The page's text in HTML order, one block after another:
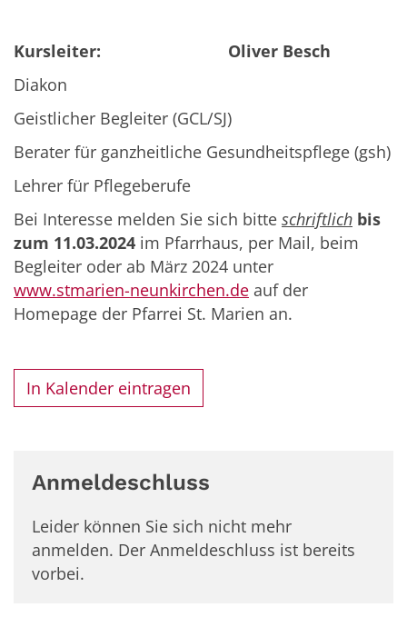
Kursleiter: Oliver Besch
Diakon
Geistlicher Begleiter (GCL/SJ)
Berater für ganzheitliche Gesundheitspflege (gsh)
Lehrer für Pflegeberufe
Bei Interesse melden Sie sich bitte schriftlich bis
zum 11.03.2024 im Pfarrhaus, per Mail, beim
Begleiter oder ab März 2024 unter
www.stmarien-neunkirchen.de auf der
Homepage der Pfarrei St. Marien an.
In Kalender eintragen
Anmeldeschluss
Leider können Sie sich nicht mehr
anmelden. Der Anmeldeschluss ist bereits
vorbei.